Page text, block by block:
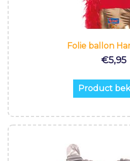
Folie ballon
€5,95
Product